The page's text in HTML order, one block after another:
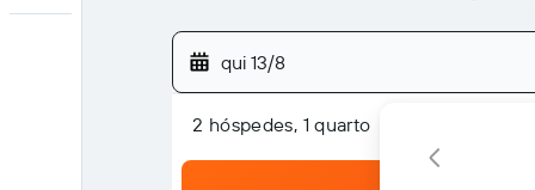
qui 13/8
2 hóspedes, 1 quarto